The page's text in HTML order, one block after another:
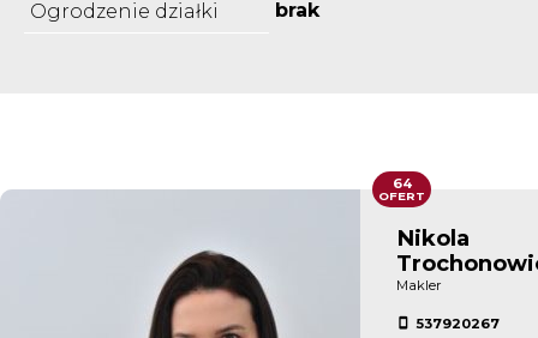
Ogrodzenie działki
brak
Nikola
Makler
537920267
64
OFERT